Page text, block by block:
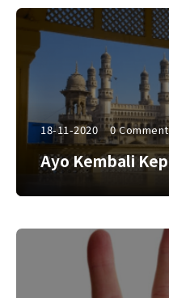
18-11-2020 0
Ayo Kembali